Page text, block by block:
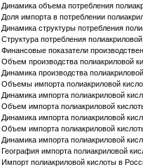
Динамика объема потребления
Доля импорта в потреблении
Динамика структуры потребления
Структура потребления
Финансовые показатели
Объем производства полиакриловой
Динамика производства
Объемы импорта полиакриловой
Динамика импорта полиакриловой
Объем импорта полиакриловой
Динамика импорта полиакриловой
Объем импорта полиакриловой
Динамика импорта полиакриловой
География импорта полиакриловой
Импорт полиакриловой кислоты в